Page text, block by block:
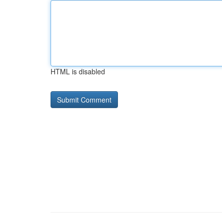
HTML is disabled